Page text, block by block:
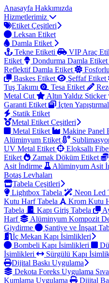
Anasayfa Hakkımızda
Hizmetlerimiz
Etiket Çeşitleri
Leksan Etiket
Damla Etiket
Tekne Etiketi
VIP Araç
Etiket
Dondurma Damla Etiket
Reflektif Damla Etiket
Baskes Etiket
Şeffaf Etiket
Tuş Takımı
Tesa Etiket
Metal Cut
Altın Yaldız Sticker
Garanti Etiket
İçten
Statik Etiket
Metal Etiket Çeşitleri
Metal Etiket
Makine Panel
Alüminyum Etiket
UV Metal Etiket
Eloksallı
Etiket
Zamak Döküm Etiket
Asit İndirme
Alüminyum Asit
Botaş Levhaları
Tabela Çeşitleri
Lightbox Tabela
Neon Led
Kutu Harf Tabela
Krom Kutu
Tabela
Kapı Giriş Tabela
Harf
Alüminyum Kompozit
Giydirme
Şantiye ve İnşaat
İç Mekan Kapı İsimlikleri
Bombeli Kapı İsimlikleri
İsimlikleri
Sürgülü Kapı
Dijital Baskı Uygulama
Dekota Foreks Uygulama
Kumlama Uygulama
Dijital